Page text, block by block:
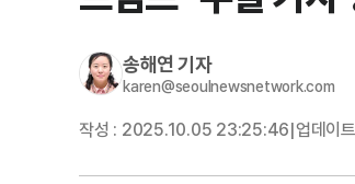
송해연 기자
karen@seoulnewsnetwork.com
작성 : 2025.10.05 23:25:46 업데이